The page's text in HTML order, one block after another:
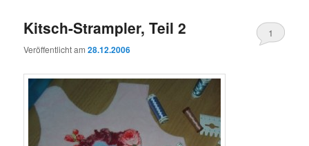
Kitsch-Strampler, Teil 2
Veröffentlicht am28.12.2006
1